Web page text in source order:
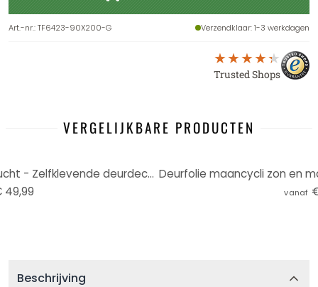
Art.-nr.:TF6423-90X200-G Verzendklaar: 1-3 werkdagen
Trusted Shops
VERGELIJKBARE PRODUCTEN
Deurfolie boomtoppen in de lucht - Zelfklevende deurdecoratie
49,99
vanaf
Beschrijving